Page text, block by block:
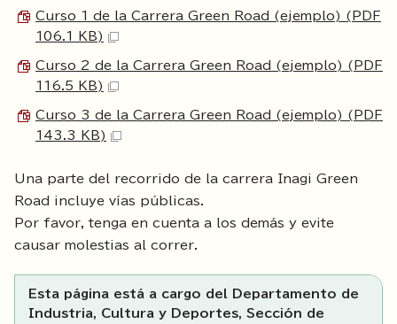
Curso 1 de la Carrera Green Road (ejemplo) (PDF
106.1 KB)
Curso 2 de la Carrera Green Road (ejemplo) (PDF
116.5 KB)
Curso 3 de la Carrera Green Road (ejemplo) (PDF
143.3 KB)
Una parte del recorrido de la carrera Inagi Green
Road incluye vías públicas.
Por favor, tenga en cuenta a los demás y evite
causar molestias al correr.
Esta página está a cargo del Departamento de
Industria, Cultura y Deportes, Sección de